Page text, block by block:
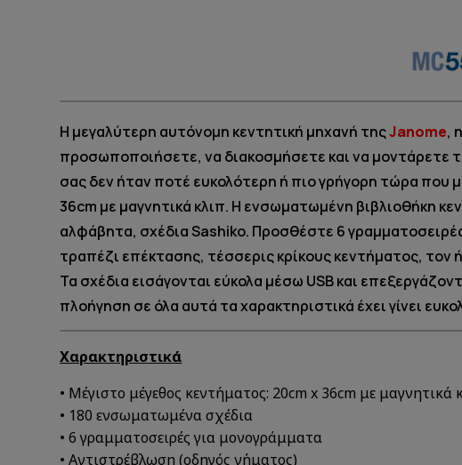
Η μεγαλύτερη αυτόνομη κεντητική μηχανή τηςJanome, η
προσωποποιήσετε, να διακοσμήσετε και να μοντάρετε
σας δεν ήταν ποτέ ευκολότερη ή πιο γρήγορη τώρα που
36cm με μαγνητικά κλιπ. Η ενσωματωμένη βιβλιοθήκη
αλφάβητα, σχέδια Sashiko. Προσθέστε 6
τραπέζι επέκτασης, τέσσερις κρίκους κεντήματος, τον
Τα σχέδια εισάγονται εύκολα μέσω USB και
πλοήγηση σε όλα αυτά τα χαρακτηριστικά έχει γίνει
Χαρακτηριστικά
• Μέγιστο μέγεθος κεντήματος: 20cm x 36cm με μαγνητικά
• 180 ενσωματωμένα σχέδια
• 6 γραμματοσειρές για μονογράμματα
• Αντιστρέβλωση (οδηγός νήματος)